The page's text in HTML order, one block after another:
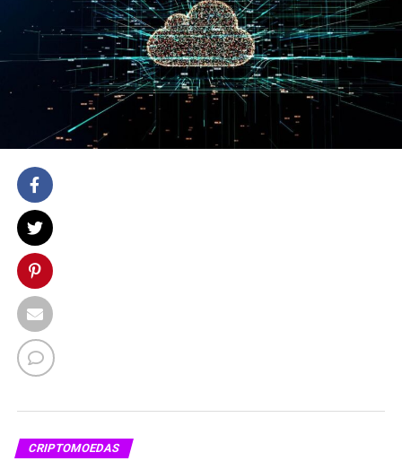
CRIPTOMOEDAS